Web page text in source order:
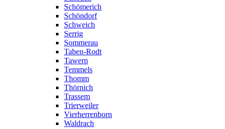
Schömerich
Schöndorf
Schweich
Serrig
Sommerau
Taben-Rodt
Tawern
Temmels
Thomm
Thörnich
Trassem
Trierweiler
Vierherrenborn
Waldrach